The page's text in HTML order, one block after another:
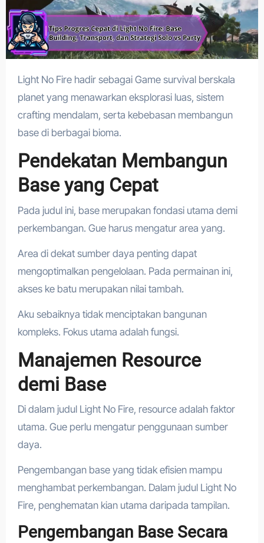
Light No Fire hadir sebagai Game survival berskala
planet yang menawarkan eksplorasi luas, sistem
crafting mendalam, serta kebebasan membangun
base di berbagai bioma.
Pendekatan Membangun
Base yang Cepat
Pada judul ini, base merupakan fondasi utama demi
perkembangan. Gue harus mengatur area yang.
Area di dekat sumber daya penting dapat
mengoptimalkan pengelolaan. Pada permainan ini,
akses ke batu merupakan nilai tambah.
Aku sebaiknya tidak menciptakan bangunan
kompleks. Fokus utama adalah fungsi.
Manajemen Resource
demi Base
Di dalam judul Light No Fire, resource adalah faktor
utama. Gue perlu mengatur penggunaan sumber
daya.
Pengembangan base yang tidak efisien mampu
menghambat perkembangan. Dalam judul Light No
Fire, penghematan kian utama daripada tampilan.
Pengembangan Base Secara